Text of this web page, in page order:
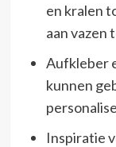
en kralen
aan vazen
Aufkleber
kunnen
Inspiratie